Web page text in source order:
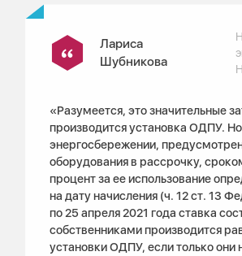
Лариса
Шубникова
«Разумеется, это значительные
производится установка ОДПУ.
энергосбережении,
оборудования в рассрочку,
процент за ее использование
на дату начисления (ч. 12 ст. 13
по 25 апреля 2021 года ставка
собственниками производится
установки ОДПУ, если только они